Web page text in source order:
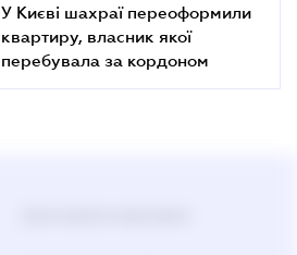
У Києві шахраї переоформили
квартиру, власник якої
перебувала за кордоном